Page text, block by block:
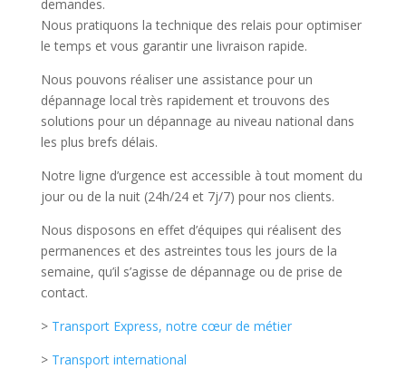
demandes.
Nous pratiquons la technique des relais pour optimiser
le temps et vous garantir une livraison rapide.
Nous pouvons réaliser une assistance pour un
dépannage local très rapidement et trouvons des
solutions pour un dépannage au niveau national dans
les plus brefs délais.
Notre ligne d’urgence est accessible à tout moment du
jour ou de la nuit (24h/24 et 7j/7) pour nos clients.
Nous disposons en effet d’équipes qui réalisent des
permanences et des astreintes tous les jours de la
semaine, qu’il s’agisse de dépannage ou de prise de
contact.
> Transport Express, notre cœur de métier
> Transport international